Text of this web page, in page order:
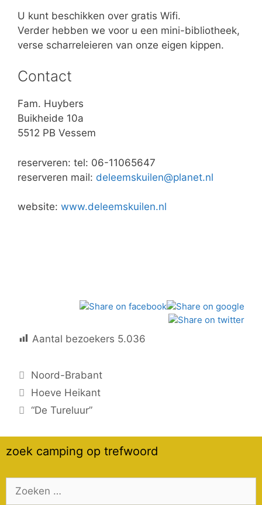
U kunt beschikken over gratis Wifi.
Verder hebben we voor u een mini-bibliotheek,
verse scharreleieren van onze eigen kippen.
Contact
Fam. Huybers
Buikheide 10a
5512 PB Vessem
reserveren: tel: 06-11065647
reserveren mail: deleemskuilen@planet.nl
website: www.deleemskuilen.nl
Aantal bezoekers 5.036
Categorieën
Noord-Brabant
Hoeve Heikant
“De Tureluur”
zoek camping op trefwoord
naar: